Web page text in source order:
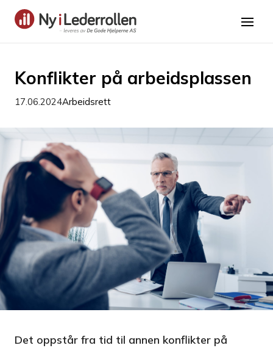
Konflikter på arbeidsplassen
17.06.2024Arbeidsrett
Det oppstår fra tid til annen konflikter på